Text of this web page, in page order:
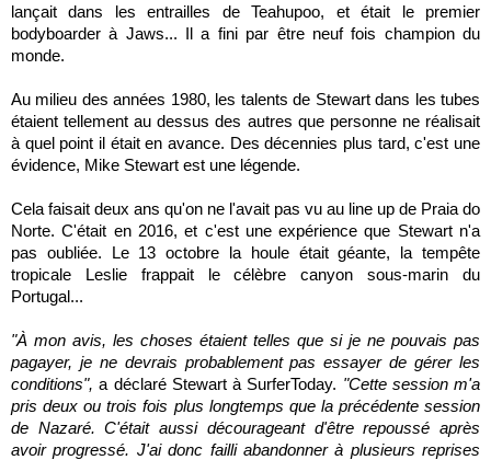
lançait dans les entrailles de Teahupoo, et était le premier
bodyboarder à Jaws... Il a fini par être neuf fois champion du
monde.
Au milieu des années 1980, les talents de Stewart dans les tubes
étaient tellement au dessus des autres que personne ne réalisait
à quel point il était en avance. Des décennies plus tard, c'est une
évidence, Mike Stewart est une légende.
Cela faisait deux ans qu'on ne l'avait pas vu au line up de Praia do
Norte. C'était en 2016, et c'est une expérience que Stewart n'a
pas oubliée. Le 13 octobre la houle était géante, la tempête
tropicale Leslie frappait le célèbre canyon sous-marin du
Portugal...
"À mon avis, les choses étaient telles que si je ne pouvais pas
pagayer, je ne devrais probablement pas essayer de gérer les
conditions",a déclaré Stewart à SurferToday. "Cette session m'a
pris deux ou trois fois plus longtemps que la précédente session
de Nazaré. C'était aussi décourageant d'être repoussé après
avoir progressé. J'ai donc failli abandonner à plusieurs reprises